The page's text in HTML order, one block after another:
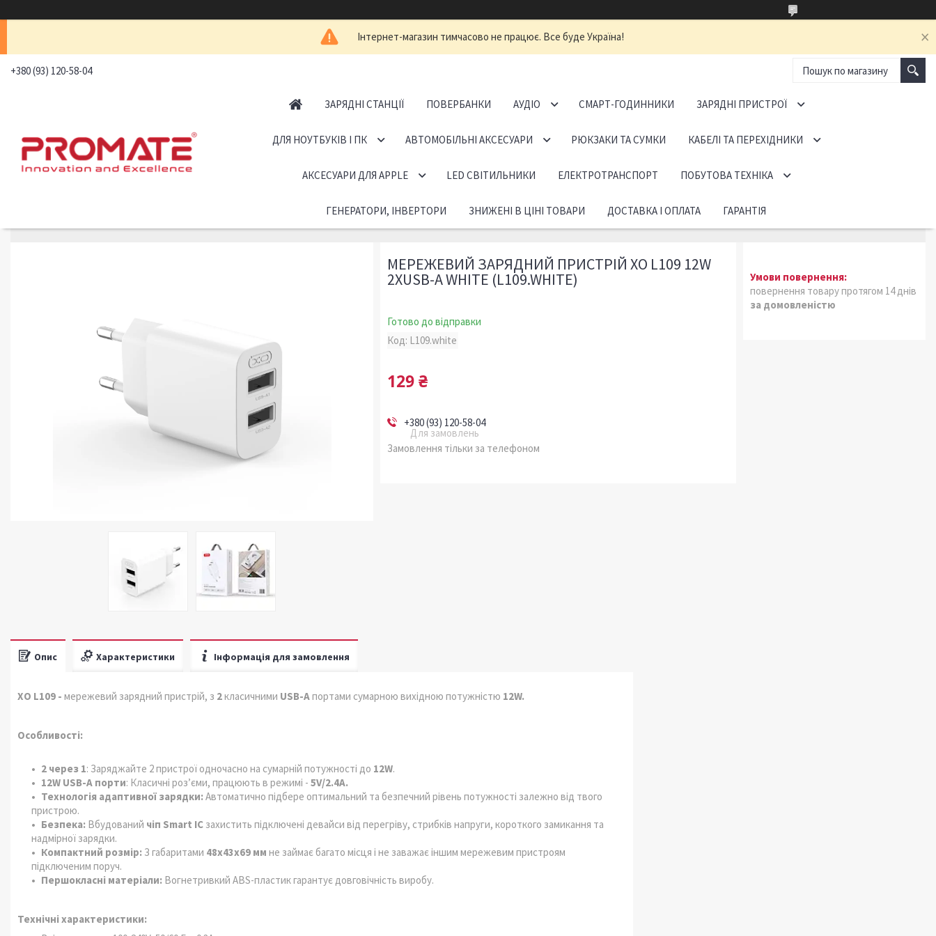
Інтернет-магазин тимчасово не працює. Все буде Україна!
+380 (93) 120-58-04
ЗАРЯДНІ СТАНЦІЇ ПОВЕРБАНКИ АУДІО СМАРТ-ГОДИННИКИ ЗАРЯДНІ ПРИСТРОЇ
ДЛЯ НОУТБУКІВ І ПК АВТОМОБІЛЬНІ АКСЕСУАРИ РЮКЗАКИ ТА СУМКИ КАБЕЛІ ТА ПЕРЕХІДНИКИ
АКСЕСУАРИ ДЛЯ APPLE LED СВІТИЛЬНИКИ ЕЛЕКТРОТРАНСПОРТ ПОБУТОВА ТЕХНІКА
ГЕНЕРАТОРИ, ІНВЕРТОРИ ЗНИЖЕНІ В ЦІНІ ТОВАРИ ДОСТАВКА І ОПЛАТА ГАРАНТІЯ
МЕРЕЖЕВИЙ ЗАРЯДНИЙ ПРИСТРІЙ XO L109 12W
2ХUSB-A WHITE (L109.WHITE)
Готово до відправки
Код: L109.white
129 ₴
+380 (93) 120-58-04
Для замовлень
Замовлення тільки за телефоном
повернення товару протягом 14 днів
за домовленістю
Опис Характеристики Інформація для замовлення
XO L109 - мережевий зарядний пристрій, з 2класичними USB-Апортами сумарною вихідною потужністю 12W.
Особливості:
2 через 1: Заряджайте 2 пристрої одночасно на сумарній потужності до 12W.
12W USB-А порти: Класичні роз’єми, працюють в режимі - 5V/2.4A.
Технологія адаптивної зарядки: Автоматично підбере оптимальний та безпечний рівень потужності залежно від твого
пристрою.
Безпека: Вбудований чіп Smart IC захистить підключені девайси від перегріву, стрибків напруги, короткого замикання та
надмірної зарядки.
Компактний розмір: З габаритами 48x43x69 мм не займає багато місця і не заважає іншим мережевим пристроям
підключеним поруч.
Першокласні матеріали: Вогнетривкий ABS-пластик гарантує довговічність виробу.
Технічні характеристики: